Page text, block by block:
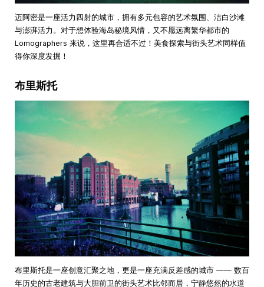
迈阿密是一座活力四射的城市，拥有多元包容的艺术氛围、洁白沙滩
与澎湃活力。对于想体验海岛秘境风情，又不愿远离繁华都市的
Lomographers 来说，这里再合适不过！美食探索与街头艺术同样值
得你深度发掘！
布里斯托
布里斯托是一座创意汇聚之地，更是一座充满反差感的城市 —— 数百
年历史的古老建筑与大胆前卫的街头艺术比邻而居，宁静悠然的水道